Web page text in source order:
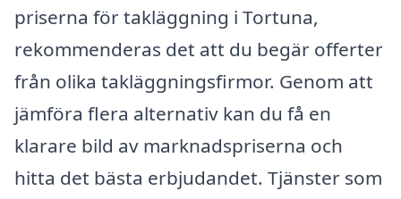
priserna för takläggning i Tortuna,
rekommenderas det att du begär offerter
från olika takläggningsfirmor. Genom att
jämföra flera alternativ kan du få en
klarare bild av marknadspriserna och
hitta det bästa erbjudandet. Tjänster som